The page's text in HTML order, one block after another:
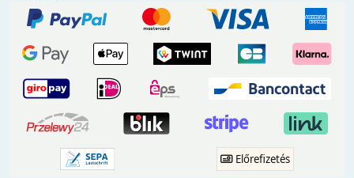
Előrefizetés